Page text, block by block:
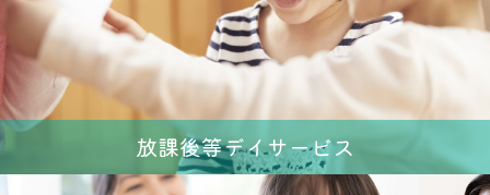
放課後等デイサービス